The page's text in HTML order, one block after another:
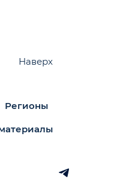
Регионы
Наверх